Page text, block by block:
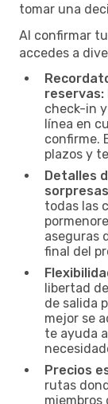
tomar una
Al confirmar
accedes a
reservas:
check-in
línea en
confirme.
plazos y
Detalles
todas las
aseguras
final del
libertad
de salida
mejor se
te ayuda
Precios
rutas
miembros